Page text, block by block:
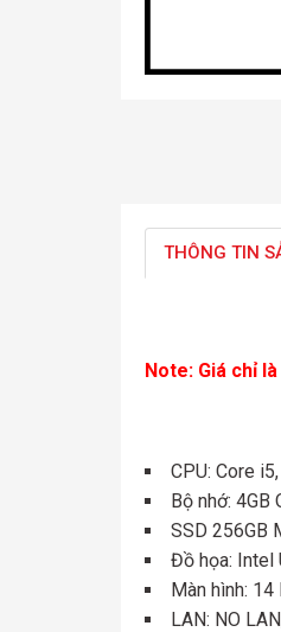
THÔNG TIN
Note: Giá chỉ
CPU: Core
Bộ nhớ: 4GB
SSD 256GB
Đồ họa: Intel
Màn hình:
LAN: NO